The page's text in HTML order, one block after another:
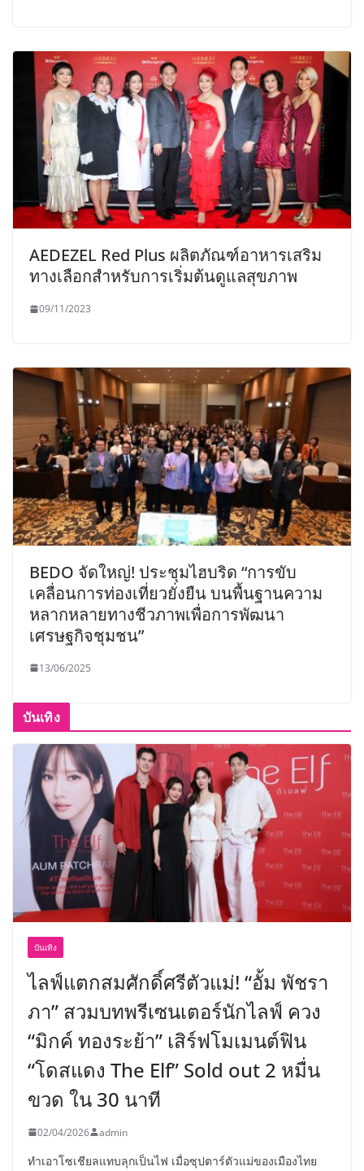
AEDEZEL Red Plus ผลิตภัณฑ์อาหารเสริม
ทางเลือกสำหรับการเริ่มต้นดูแลสุขภาพ
09/11/2023
BEDO จัดใหญ่! ประชุมไฮบริด “การขับ
เคลื่อนการท่องเที่ยวยั่งยืน บนพื้นฐานความ
หลากหลายทางชีวภาพเพื่อการพัฒนา
เศรษฐกิจชุมชน”
13/06/2025
บันเทิง
บันเทิง
ไลฟ์แตกสมศักดิ์ศรีตัวแม่! “อั้ม พัชรา
ภา” สวมบทพรีเซนเตอร์นักไลฟ์ ควง
“มิกค์ ทองระย้า” เสิร์ฟโมเมนต์ฟิน
“โดสแดง The Elf” Sold out 2 หมื่น
ขวด ใน 30 นาที
02/04/2026 admin
ทำเอาโซเชียลแทบลุกเป็นไฟ เมื่อซุปตาร์ตัวแม่ของเมืองไทย